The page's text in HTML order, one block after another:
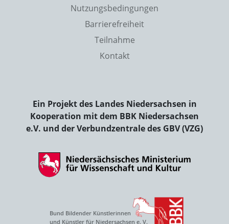
Nutzungsbedingungen
Barrierefreiheit
Teilnahme
Kontakt
Ein Projekt des Landes Niedersachsen in
Kooperation mit dem BBK Niedersachsen
e.V. und der Verbundzentrale des GBV (VZG)
Bund Bildender Künstlerinnen
und Künstler für Niedersachsen e. V.